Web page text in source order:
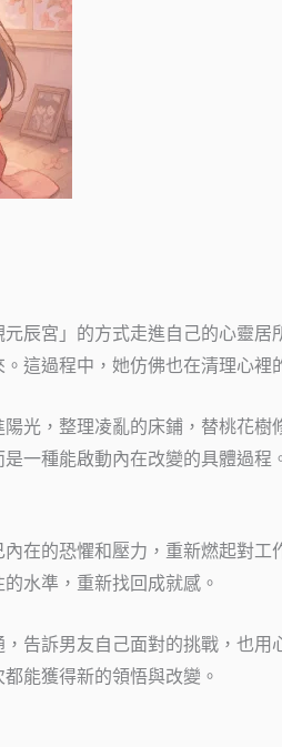
辰宮」的方式走進自己的心靈
這過程中，她仿佛也在清理心裡
光，整理凌亂的床鋪，替桃花
一種能啟動內在改變的具體過程
在的恐懼和壓力，重新燃起對
水準，重新找回成就感。
告訴男友自己面對的挑戰，也
能獲得新的領悟與改變。